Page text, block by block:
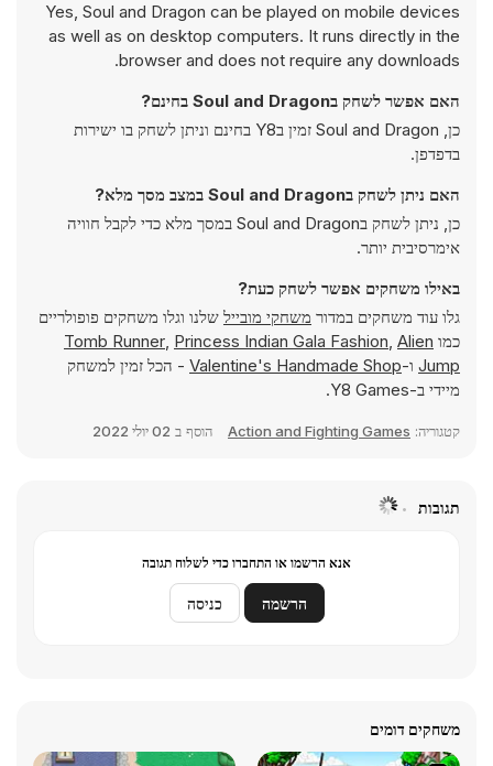
Yes, Soul and Dragon can be played on mobile devices
as well as on desktop computers. It runs directly in the
browser and does not require any downloads.
האם אפשר לשחק בSoul and Dragon בחינם?
כן, Soul and Dragon זמין בY8 בחינם וניתן לשחק בו ישירות
בדפדפן.
האם ניתן לשחק בSoul and Dragon במצב מסך מלא?
כן, ניתן לשחק בSoul and Dragon במסך מלא כדי לקבל חוויה
אימרסיבית יותר.
באילו משחקים אפשר לשחק כעת?
גלו עוד משחקים במדור משחקי מובייל שלנו וגלו משחקים פופולריים
כמו
Tomb Runner, Princess Indian Gala Fashion, Alien
Jump ו-Valentine's Handmade Shop - הכל זמין למשחק
מיידי ב-Y8 Games.
קטגוריה: Action and Fighting Games הוסף ב 02 יולי 2022
תגובות
אנא הרשמו או התחברו כדי לשלוח תגובה
הרשמה כניסה
משחקים דומים